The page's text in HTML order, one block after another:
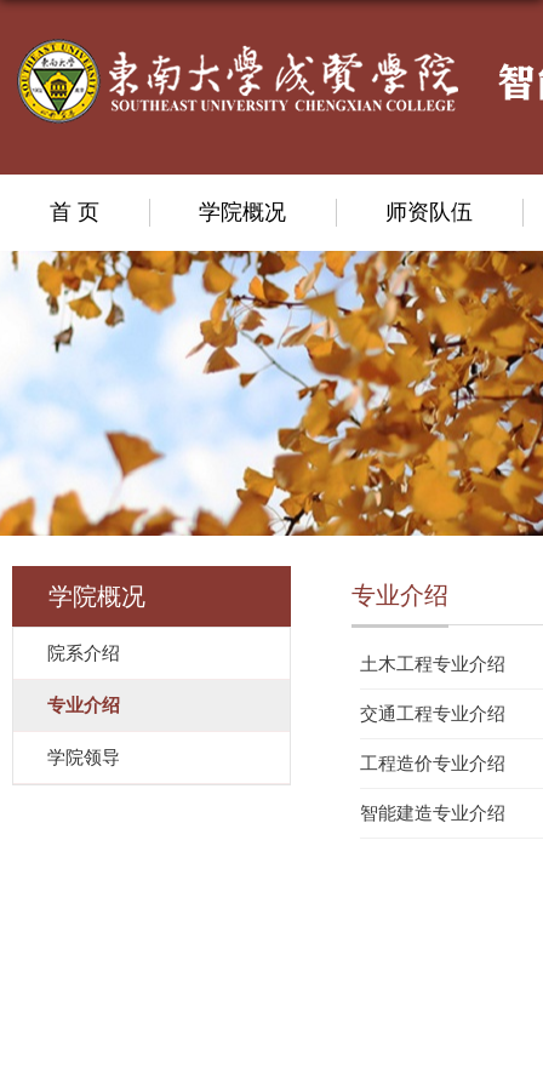
首 页 学院概况 师资队伍
学院概况
院系介绍
专业介绍
学院领导
专业介绍
土木工程专业介绍
交通工程专业介绍
工程造价专业介绍
智能建造专业介绍